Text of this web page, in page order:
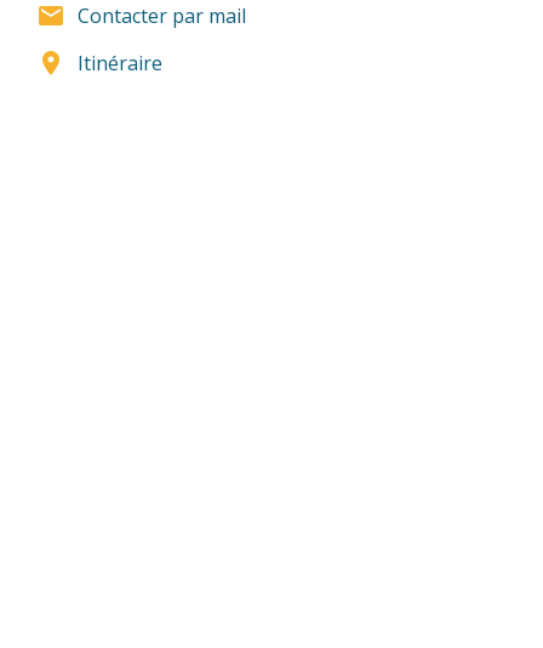
email Contacter par mail
location_on Itinéraire